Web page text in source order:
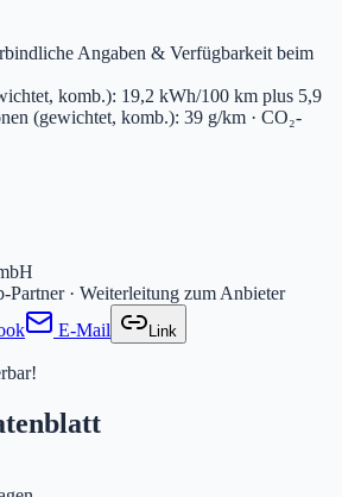
Angaben & Verfügbarkeit beim
komb.): 19,2 kWh/100 km plus 5,9
(gewichtet, komb.): 39 g/km · CO₂-
· Weiterleitung zum Anbieter
E-Mail Link